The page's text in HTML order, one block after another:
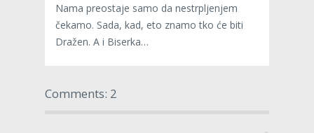
Nama preostaje samo da nestrpljenjem
čekamo. Sada, kad, eto znamo tko će biti
Dražen. A i Biserka…
Comments: 2